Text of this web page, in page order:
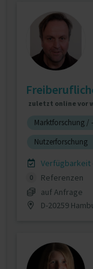
zuletzt online vor
Marktforschung /
Nutzerforschung
Verfügbarkeit
0
Referenzen
auf Anfrage
D-20259